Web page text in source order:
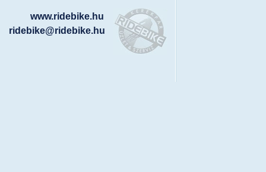
www.ridebike.hu
ridebike@ridebike.hu